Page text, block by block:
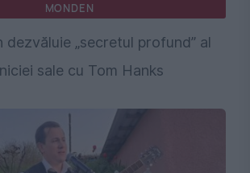
MONDEN
dezvăluie „secretul profund” al
sale cu Tom Hanks